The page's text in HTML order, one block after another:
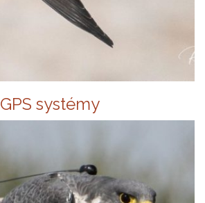
GPS systémy